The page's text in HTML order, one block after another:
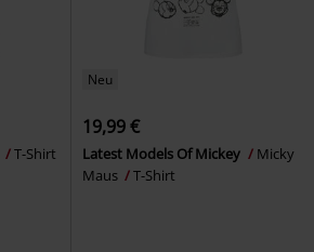
T-Shirt
Neu
19,99 €
Latest Models Of Mickey
Micky
Maus
T-Shirt